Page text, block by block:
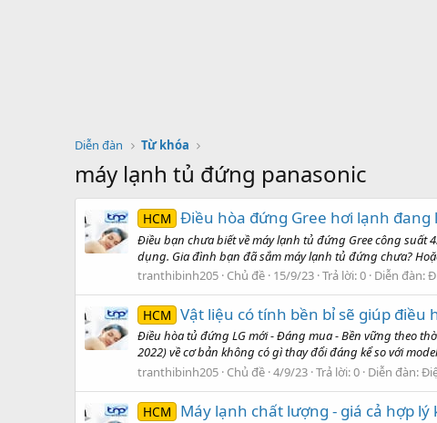
Diễn đàn Từ khóa
máy lạnh tủ đứng panasonic
HCM Điều hòa đứng Gree hơi lạnh
Điều bạn chưa biết về máy lạnh tủ đứng Gree công
dụng. Gia đình bạn đã sắm máy lạnh tủ đứng chưa?
tranthibinh205 Chủ đề 15/9/23 Trả lời: 0 Diễn đàn:
HCM Vật liệu có tính bền bỉ sẽ giúp điều
Điều hòa tủ đứng LG mới - Đáng mua - Bền vững theo
2022) về cơ bản không có gì thay đổi đáng kể so với
tranthibinh205 Chủ đề 4/9/23 Trả lời: 0 Diễn đàn:
HCM Máy lạnh chất lượng - giá cả hợp